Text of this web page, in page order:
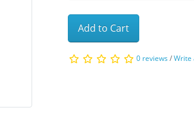
Add to Cart
0 reviews/Write